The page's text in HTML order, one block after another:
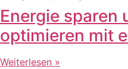
Energie sparen
optimieren mit
Weiterlesen »